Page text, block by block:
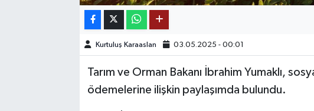
Kurtuluş Karaaslan 03.05.2025 - 00:01
Tarım ve Orman Bakanı İbrahim Yumaklı,
ödemelerine ilişkin paylaşımda bulundu.
OTOMOTİV